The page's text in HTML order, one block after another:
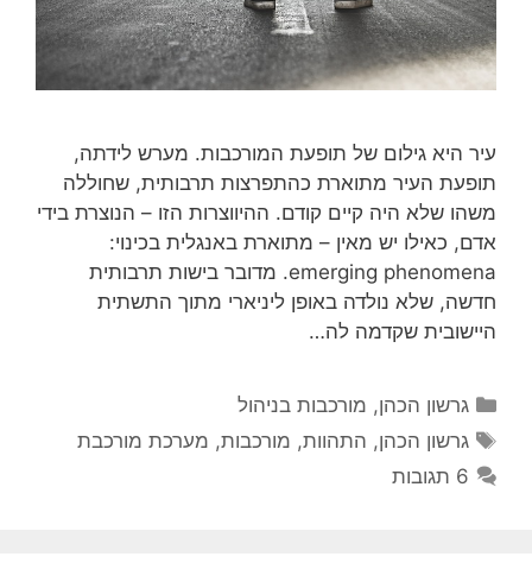
עיר היא גילום של תופעת המורכבות. מערש לידתה,
תופעת העיר מתוארת כהתפרצות תרבותית, שחוללה
משהו שלא היה קיים קודם. ההיווצרות הזו – הנוצרת בידי
אדם, כאילו יש מאין – מתוארת באנגלית בכינוי:
emerging phenomena. מדובר בישות תרבותית
חדשה, שלא נולדה באופן ליניארי מתוך התשתית
היישובית שקדמה לה…
קטגוריות
גרשון הכהן, מורכבות בניהול
תגיות
גרשון הכהן, התהוות, מורכבות, מערכת מורכבת
6 תגובות